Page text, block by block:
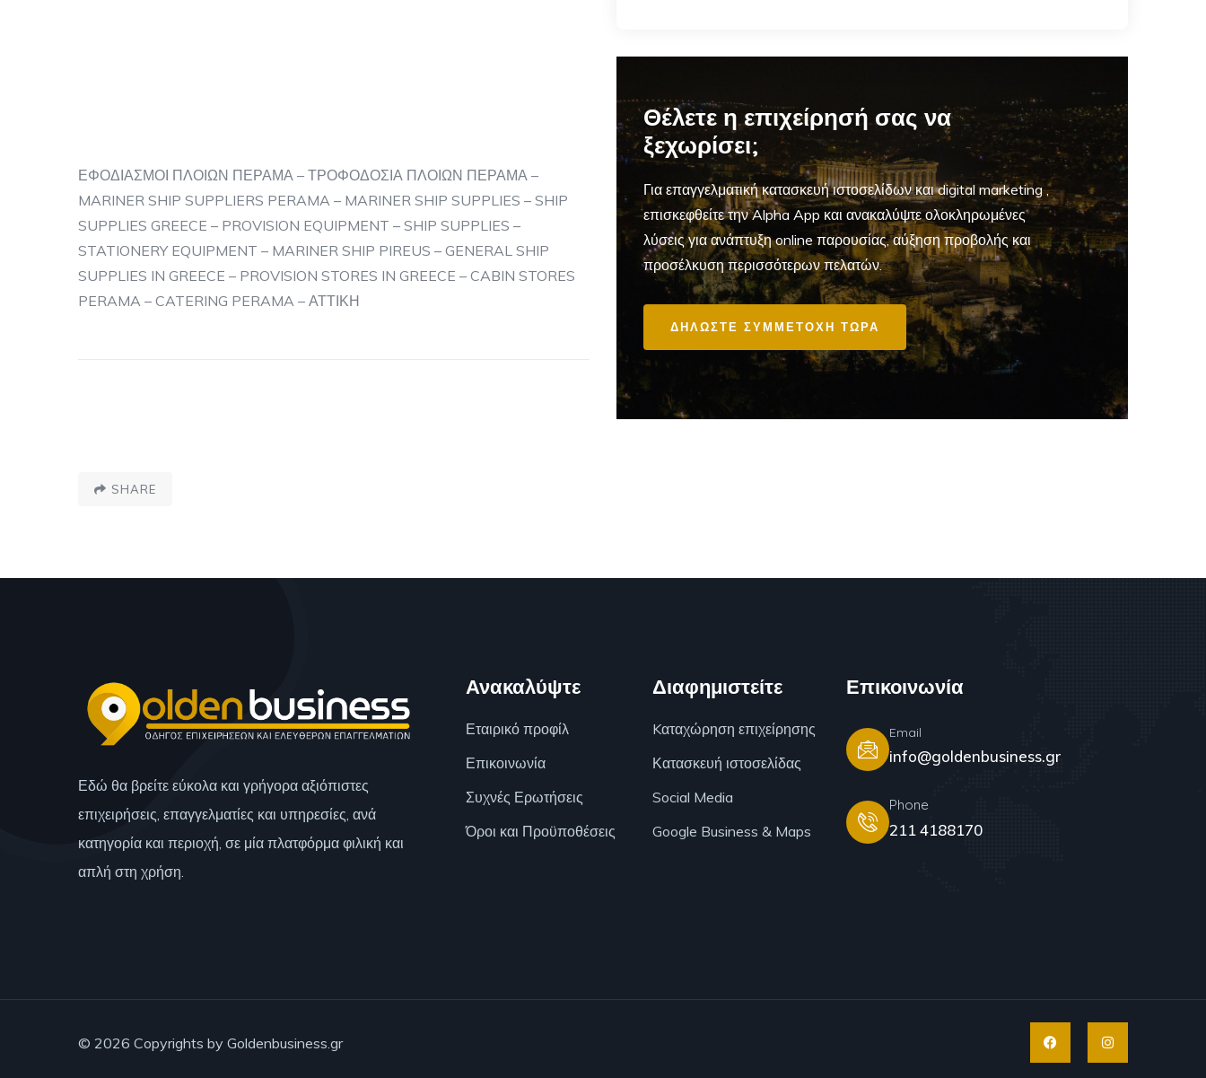
ΕΦΟΔΙΑΣΜΟΙ ΠΛΟΙΩΝ ΠΕΡΑΜΑ – ΤΡΟΦΟΔΟΣΙΑ ΠΛΟΙΩΝ ΠΕΡΑΜΑ –
MARINER SHIP SUPPLIERS PERAMA – MARINER SHIP SUPPLIES – SHIP
SUPPLIES GREECE – PROVISION EQUIPMENT – SHIP SUPPLIES –
STATIONERY EQUIPMENT – MARINER SHIP PIREUS – GENERAL SHIP
SUPPLIES IN GREECE – PROVISION STORES IN GREECE – CABIN STORES
PERAMA – CATERING PERAMA – ΑΤΤΙΚΗ
SHARE
Θέλετε η επιχείρησή σας να
ξεχωρίσει;
Για επαγγελματικήκατασκευή ιστοσελίδων και digital marketing,
επισκεφθείτε την Alpha App και ανακαλύψτε ολοκληρωμένες
λύσεις για ανάπτυξη online παρουσίας, αύξηση προβολής και
προσέλκυση περισσότερων πελατών.
ΔΗΛΩΣΤΕ ΣΥΜΜΕΤΟΧΗ ΤΩΡΑ
Εδώ θα βρείτε εύκολα και γρήγορα αξιόπιστες
επιχειρήσεις, επαγγελματίες και υπηρεσίες, ανά
κατηγορία και περιοχή, σε μία πλατφόρμα φιλική και
απλή στη χρήση.
Ανακαλύψτε
Εταιρικό προφίλ
Επικοινωνία
Συχνές Ερωτήσεις
Όροι και Προϋποθέσεις
Διαφημιστείτε
Kαταχώρηση επιχείρησης
Κατασκευή ιστοσελίδας
Social Media
Google Business & Maps
Επικοινωνία
Email
info@goldenbusiness.gr
Phone
211 4188170
© 2026 Copyrights by Goldenbusiness.gr